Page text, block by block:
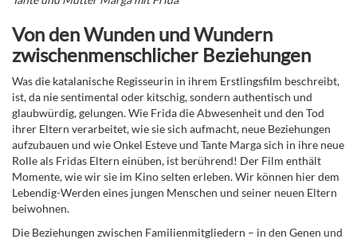
Von den Wunden und Wundern
zwischenmenschlicher Beziehungen
Was die katalanische Regisseurin in ihrem Erstlingsfilm beschreibt,
ist, da nie sentimental oder kitschig, sondern authentisch und
glaubwürdig, gelungen. Wie Frida die Abwesenheit und den Tod
ihrer Eltern verarbeitet, wie sie sich aufmacht, neue Beziehungen
aufzubauen und wie Onkel Esteve und Tante Marga sich in ihre neue
Rolle als Fridas Eltern einüben, ist berührend! Der Film enthält
Momente, wie wir sie im Kino selten erleben. Wir können hier dem
Lebendig-Werden eines jungen Menschen und seiner neuen Eltern
beiwohnen.
Die Beziehungen zwischen Familienmitgliedern – in den Genen und